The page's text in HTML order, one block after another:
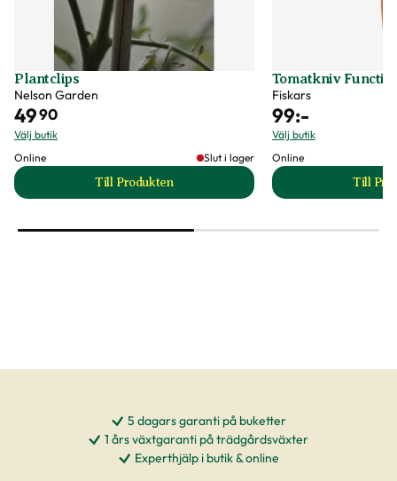
Plantclips
Nelson Garden
4990
Välj butik
Online
Slut i lager
Till Produkten
till Plantclips produktsida
Tomatkniv
Fiskars
99:-
Välj butik
Online
Till
5 dagars garanti på buketter
1 års växtgaranti på trädgårdsväxter
Experthjälp i butik & online